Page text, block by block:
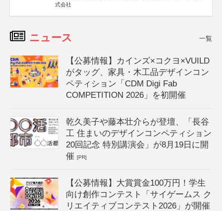
式会社
ニュース 一覧
【公募情報】カインズ×コクヨ×VUILD
がタッグ、家具・木工品デザインコン
ペティション「CDM Digi Fab
COMPETITION 2026」を初開催
乾久美子や藤本壮介らが登壇、「長谷
工 住まいのデザインコンペティション
20回記念 特別講演会」が8月19日に開
催[PR]
【公募情報】大賞賞金100万円！学生
向け創作コンテスト「サイゲームス ク
リエイティブコンテスト2026」が開催